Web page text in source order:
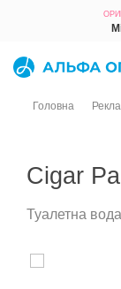
Головна
Cigar
Туалетна